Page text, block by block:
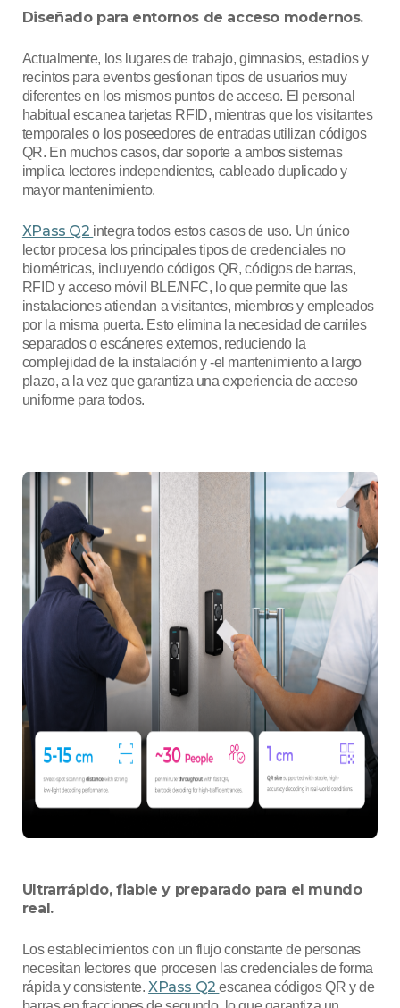
Diseñado para entornos de acceso modernos.
Actualmente, los lugares de trabajo, gimnasios, estadios y
recintos para eventos gestionan tipos de usuarios muy
diferentes en los mismos puntos de acceso. El personal
habitual escanea tarjetas RFID, mientras que los visitantes
temporales o los poseedores de entradas utilizan códigos
QR. En muchos casos, dar soporte a ambos sistemas
implica lectores independientes, cableado duplicado y
mayor mantenimiento.
XPass Q2 integra todos estos casos de uso. Un único
lector procesa los principales tipos de credenciales no
biométricas, incluyendo códigos QR, códigos de barras,
RFID y acceso móvil BLE/NFC, lo que permite que las
instalaciones atiendan a visitantes, miembros y empleados
por la misma puerta. Esto elimina la necesidad de carriles
separados o escáneres externos, reduciendo la
complejidad de la instalación y ‑el mantenimiento a largo
plazo, a la vez que garantiza una experiencia de acceso
uniforme para todos.
Ultrarrápido, fiable y preparado para el mundo
real.
Los establecimientos con un flujo constante de personas
necesitan lectores que procesen las credenciales de forma
rápida y consistente. XPass Q2escanea códigos QR y de